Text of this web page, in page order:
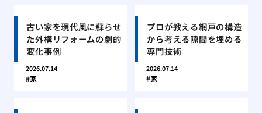
古い家を現代風に蘇らせ
た外構リフォームの劇的
変化事例
2026.07.14
家
プロが教える網戸の構造
から考える隙間を埋める
専門技術
2026.07.14
家